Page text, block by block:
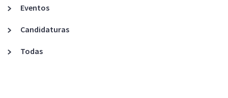
Eventos
Candidaturas
Todas